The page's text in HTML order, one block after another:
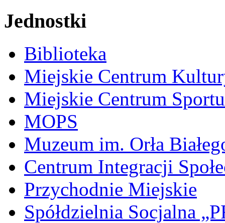
Jednostki
Biblioteka
Miejskie Centrum
Miejskie Centrum
MOPS
Muzeum im. Orła
Centrum Integracji
Przychodnie Miejskie
Spółdzielnia Socjalna